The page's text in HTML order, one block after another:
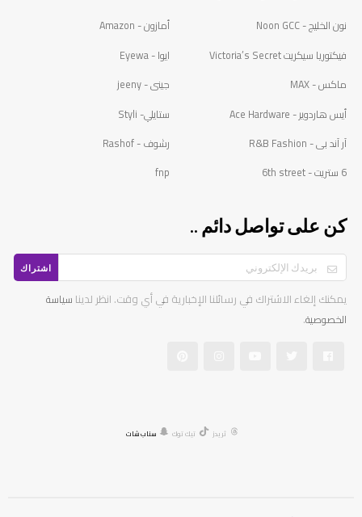
نون الخليج - Noon GCC
أمازون - Amazon
فيكتوريا سيكريت Victoria’s Secret
ايوا - Eyewa
ماكس - MAX
جينى - jeeny
أيس هاردوير - Ace Hardware
ستايلي- Styli
آر آند بى - R&B Fashion
رشوف - Rashof
6 ستريت - 6th street
fnp
كن على تواصل دائم ..
اشتراك
يمكنك إلغاء الاشتراك في رسائلنا الإخبارية في أي وقت. انظر لدينا سياسة
الخصوصية.
ثريدز تيك توك سناب شات